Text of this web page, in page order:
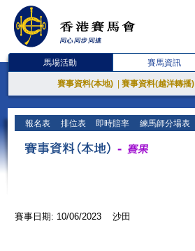
馬場活動 賽馬資訊
賽事資料(本地) 賽事資料(越洋轉播)
報名表 排位表 即時賠率 練馬師分場表
賽事日期: 10/06/2023 沙田